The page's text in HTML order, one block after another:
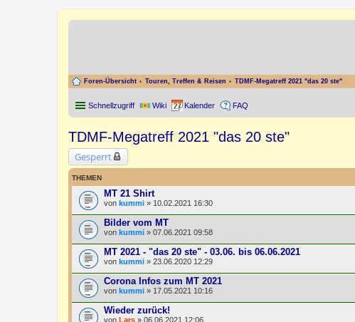
Foren-Übersicht Touren, Treffen & Reisen TDMF-Megatreff 2021 "das 20 ste"
Schnellzugriff Wiki Kalender FAQ
TDMF-Megatreff 2021 "das 20 ste"
Gesperrt
THEMEN
MT 21 Shirt
von kummi » 10.02.2021 16:30
Bilder vom MT
von kummi » 07.06.2021 09:58
MT 2021 - "das 20 ste" - 03.06. bis 06.06.2021
von kummi » 23.06.2020 12:29
Corona Infos zum MT 2021
von kummi » 17.05.2021 10:16
Wieder zurück!
von Lars » 06.06.2021 12:06